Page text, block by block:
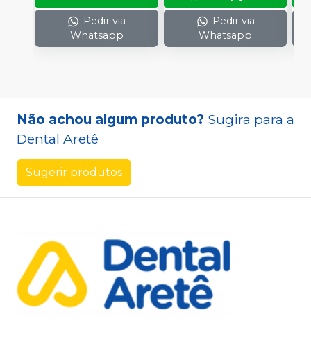
Pedir via
Whatsapp
Pedir via
Whatsapp
Não achou algum produto? Sugira para a
Dental Aretê
Sugerir produtos